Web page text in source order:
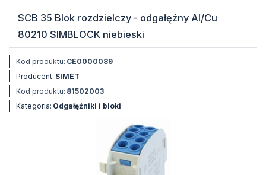
SCB 35 Blok rozdzielczy - odgałęźny Al/Cu
80210 SIMBLOCK niebieski
Kod produktu: CE0000089
Producent: SIMET
Kod produktu: 81502003
Kategoria: Odgałęźniki i bloki